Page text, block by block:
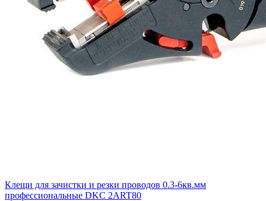
Клещи для зачистки и резки проводов 0.3-6кв.мм
профессиональные DKC 2ART80